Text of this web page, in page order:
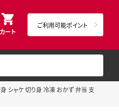
カート
ご利用可能ポイント
シャケ 切り身 冷凍 おかず 弁当 支